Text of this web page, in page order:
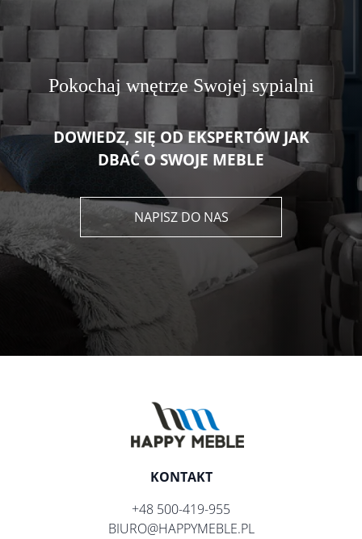
Pokochaj wnętrze Swojej sypialni
DOWIEDZ, SIĘ OD EKSPERTÓW JAK
DBAĆ O SWOJE MEBLE
NAPISZ DO NAS
KONTAKT
+48 500-419-955
BIURO@HAPPYMEBLE.PL